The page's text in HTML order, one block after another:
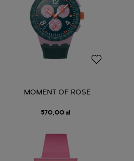
MOMENT OF ROSE
570,00 zł